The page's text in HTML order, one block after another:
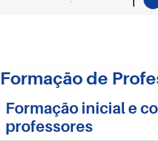
Formação de
Formação inicial e
professores